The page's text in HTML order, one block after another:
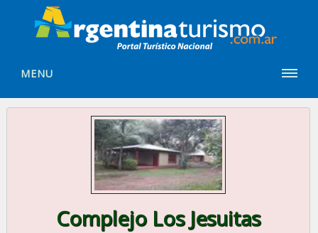
MENU
Complejo Los Jesuitas